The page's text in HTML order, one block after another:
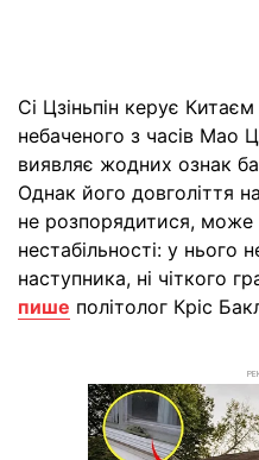
Сі Цзіньпін керує
небаченого з часів Мао
виявляє жодних ознак
Однак його довголіття
не розпорядитися, може
нестабільності: у нього
наступника, ні чіткого
пише політолог Кріс